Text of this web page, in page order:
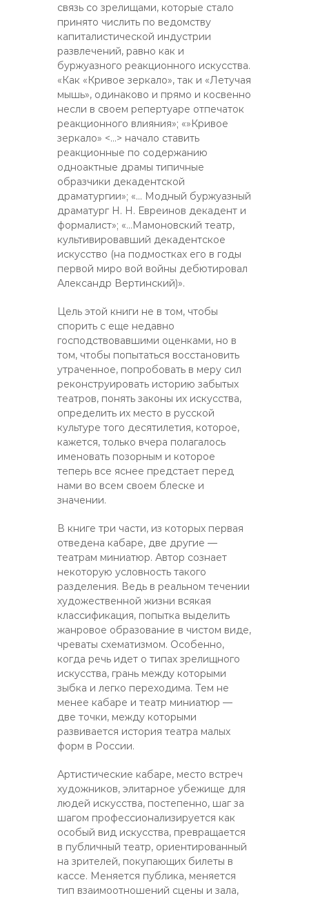
связь со зрелищами, которые стало
принято числить по ведомству
капиталистической индустрии
развлечений, равно как и
буржуазного реакционного искусства.
«Как «Кривое зеркало», так и «Летучая
мышь», одинаково и прямо и косвенно
несли в своем репертуаре отпечаток
реакционного влияния»; «»Кривое
зеркало» <…> начало ставить
реакционные по содержанию
одноактные драмы типичные
образчики декадентской
драматургии»; «… Модный буржуазный
драматург Н. Н. Евреинов декадент и
формалист»; «…Мамоновский театр,
культивировавший декадентское
искусство (на подмостках его в годы
первой миро вой войны дебютировал
Александр Вертинский)».
Цель этой книги не в том, чтобы
спорить с еще недавно
господствовавшими оценками, но в
том, чтобы попытаться восстановить
утраченное, попробовать в меру сил
реконструировать историю забытых
театров, понять законы их искусства,
определить их место в русской
культуре того десятилетия, которое,
кажется, только вчера полагалось
именовать позорным и которое
теперь все яснее предстает перед
нами во всем своем блеске и
значении.
В книге три части, из которых первая
отведена кабаре, две другие —
театрам миниатюр. Автор сознает
некоторую условность такого
разделения. Ведь в реальном течении
художественной жизни всякая
классификация, попытка выделить
жанровое образование в чистом виде,
чреваты схематизмом. Особенно,
когда речь идет о типах зрелищного
искусства, грань между которыми
зыбка и легко переходима. Тем не
менее кабаре и театр миниатюр —
две точки, между которыми
развивается история театра малых
форм в России.
Артистические кабаре, место встреч
художников, элитарное убежище для
людей искусства, постепенно, шаг за
шагом профессионализируется как
особый вид искусства, превращается
в публичный театр, ориентированный
на зрителей, покупающих билеты в
кассе. Меняется публика, меняется
тип взаимоотношений сцены и зала,